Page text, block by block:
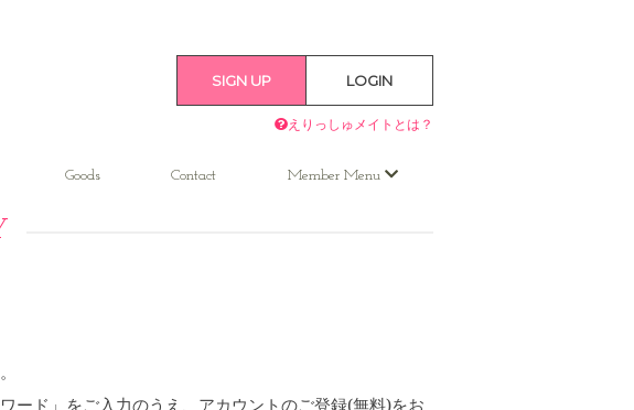
SIGN UP LOGIN
えりっしゅメイトとは？
Goods Contact Member Menu
ード」をご入力のうえ、アカウントのご登録(無料)をお